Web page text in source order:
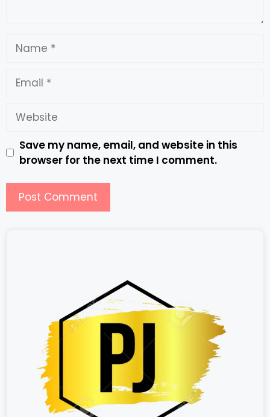
Save my name, email, and website in this
browser for the next time I comment.